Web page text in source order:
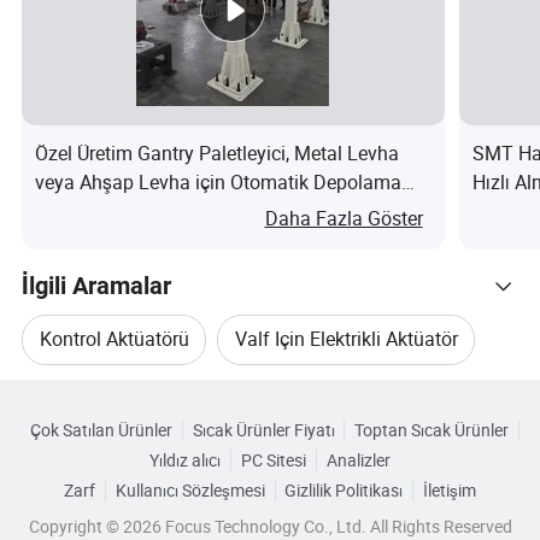
S: Teslimat ne kadar sürer?
Y: Devliver süresi sipariş verdiğin miktara
bağlıdır. Genellikle 15-25 iş günü sürer.
S: Paketimin eksik ürünleri var.
Y: Lütfen destek ekibimizle iletişime geçin,
siparişinizi paket içeriğiyle birlikte onaylarız.
Rahatsızlık için özür dileriz.
S: Ödemeyi nasıl onaylayabilirim?
Y: T/T, PayPal ile ödemeyi kabul ediyoruz.
Özel Üretim Gantry Paletleyici, Metal Levha
veya Ahşap Levha için Otomatik Depolama
Daha Fazla Göster
SMT
Hızlı
İlgili Aramalar
Kontrol Aktüatörü Valf Için Elektrikli Aktüatör
Kontrol Vanası Için Aktüatör
Çok Satılan Ürünler Sıcak Ürünler Fiyatı
Toptan Sıcak Ürünler
Yıldız alıcı
PC Sitesi
Analizler
Zarf
Kullanıcı Sözleşmesi Gizlilik Politikası
İletişim
Copyright © 2026 Focus Technology Co., Ltd. All Rights Reserved